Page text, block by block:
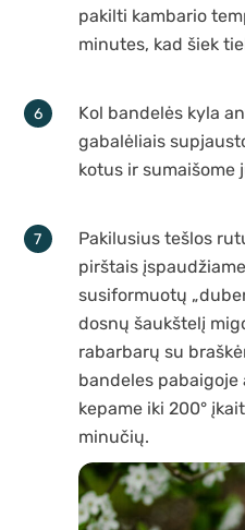
pakilti kambario
minutes, kad šiek
Kol bandelės kyla
gabalėliais
kotus ir sumaišome
Pakilusius tešlos
pirštais
susiformuotų
dosnų šaukštelį
rabarbarų su
bandeles
kepame iki 200°
minučių.